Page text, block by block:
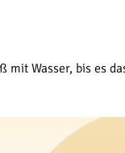
Wasser, bis es